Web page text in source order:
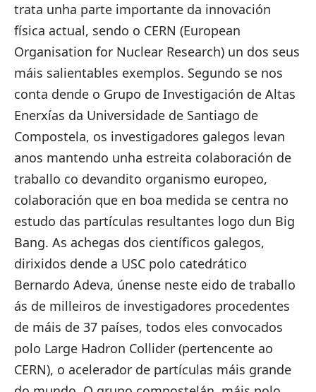
trata unha parte importante da innovación
física actual, sendo o CERN (European
Organisation for Nuclear Research) un dos seus
máis salientables exemplos. Segundo se nos
conta dende o Grupo de Investigación de Altas
Enerxías da Universidade de Santiago de
Compostela, os investigadores galegos levan
anos mantendo unha estreita colaboración de
traballo co devandito organismo europeo,
colaboración que en boa medida se centra no
estudo das partículas resultantes logo dun Big
Bang. As achegas dos científicos galegos,
dirixidos dende a USC polo catedrático
Bernardo Adeva, únense neste eido de traballo
ás de milleiros de investigadores procedentes
de máis de 37 países, todos eles convocados
polo Large Hadron Collider (pertencente ao
CERN), o acelerador de partículas máis grande